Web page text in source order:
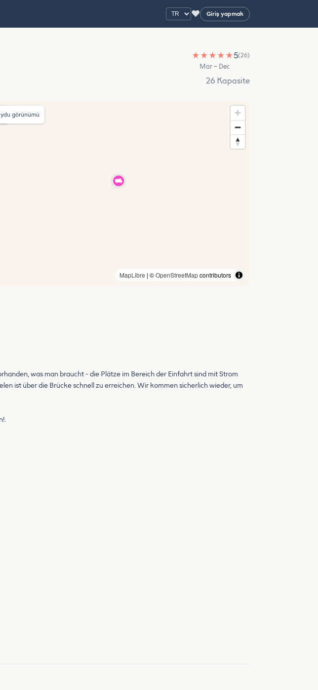
♥ Giriş yapmak
★ ★ ★ ★ ★5(26)
Mar – Dec
26 Kapasite
MapLibre | ©OpenStreetMapcontributors
görünümü
was man braucht - die Plätze im Bereich der Einfahrt sind mit Strom
ist über die Brücke schnell zu erreichen. Wir kommen sicherlich wieder, um